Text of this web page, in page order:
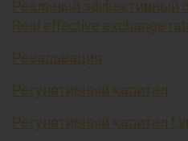
Реальный эффективный
Real effective exchange
Ревальвация
Регулятивный капитал
Регулятивный капитал I